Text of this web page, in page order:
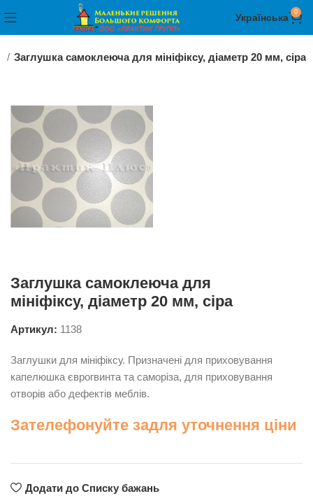
Українська 0
Заглушка самоклеюча для мініфіксу, діаметр 20 мм, сіра
Заглушка самоклеюча для
мініфіксу, діаметр 20 мм, сіра
Артикул: 1138
Заглушки для мініфіксу. Призначені для приховування
капелюшка єврогвинта та саморіза, для приховування
отворів або дефектів меблів.
Зателефонуйте задля уточнення ціни
Додати до Списку бажань